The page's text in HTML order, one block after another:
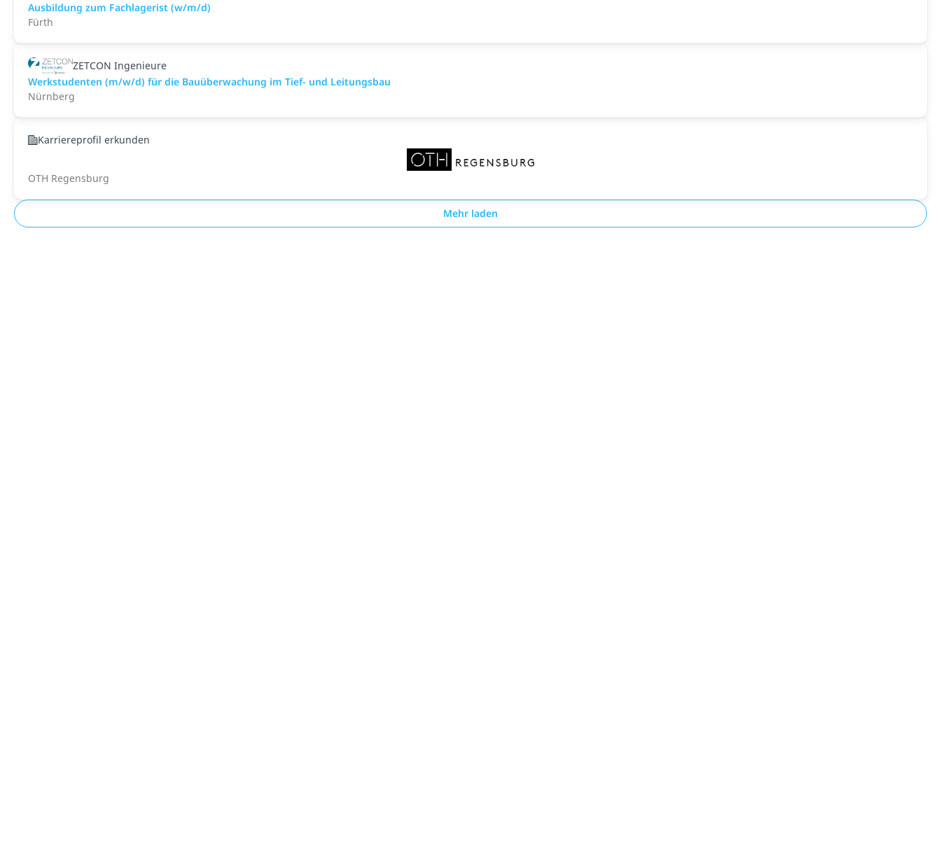
Ausbildung zum Fachlagerist (w/m/d)
Fürth
ZETCON Ingenieure
Werkstudenten (m/w/d) für die Bauüberwachung im Tief- und Leitungsbau
Nürnberg
Karriereprofil erkunden
OTH Regensburg
Mehr laden